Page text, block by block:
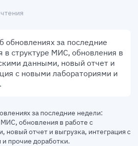
обновлениях за последние
в структуре МИС, обновления в
данными, новый отчет и
с новыми лабораториями и
за последние недели:
обновления в работе с
отчет и выгрузка, интеграция с
прочие доработки.